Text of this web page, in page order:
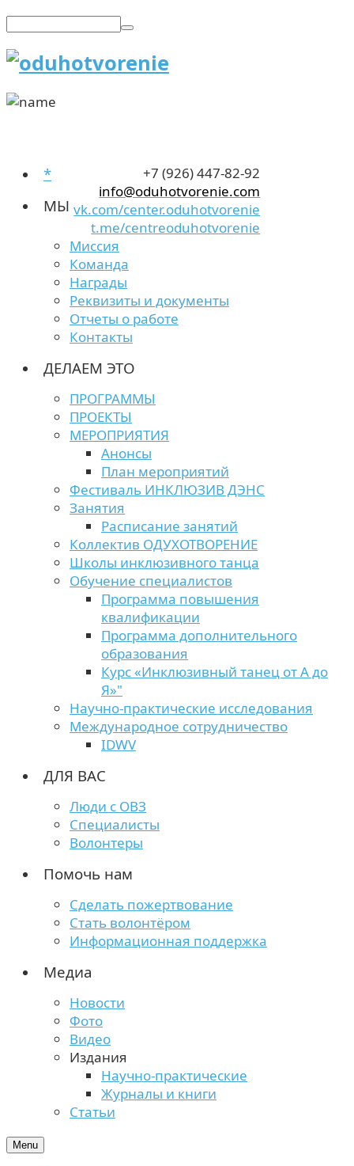
+7 (926) 447-82-92
info@oduhotvorenie.com
vk.com/center.oduhotvorenie
t.me/centreoduhotvorenie
*
МЫ
Миссия
Команда
Награды
Реквизиты и документы
Отчеты о работе
Контакты
ДЕЛАЕМ ЭТО
ПРОГРАММЫ
ПРОЕКТЫ
МЕРОПРИЯТИЯ
Анонсы
План мероприятий
Фестиваль ИНКЛЮЗИВ ДЭНС
Занятия
Расписание занятий
Коллектив ОДУХОТВОРЕНИЕ
Школы инклюзивного танца
Обучение специалистов
Программа повышения
квалификации
Программа дополнительного
образования
Курс «Инклюзивный танец от А до
Я»"
Научно-практические исследования
Международное сотрудничество
IDWV
ДЛЯ ВАС
Люди с ОВЗ
Специалисты
Волонтеры
Помочь нам
Сделать пожертвование
Стать волонтёром
Информационная поддержка
Медиа
Новости
Фото
Видео
Издания
Научно-практические
Журналы и книги
Статьи
Menu